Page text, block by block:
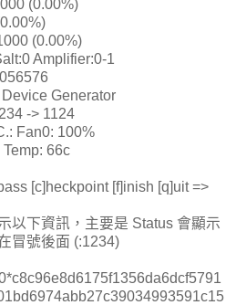
(0.00%)
(0.00%)
Amplifier:0-1
Generator
-> 1124
Fan0: 100%
66c
[c]heckpoint [f]inish [q]uit =>
以下資訊，主要是 Status 會顯示
冒號後面 (:1234)